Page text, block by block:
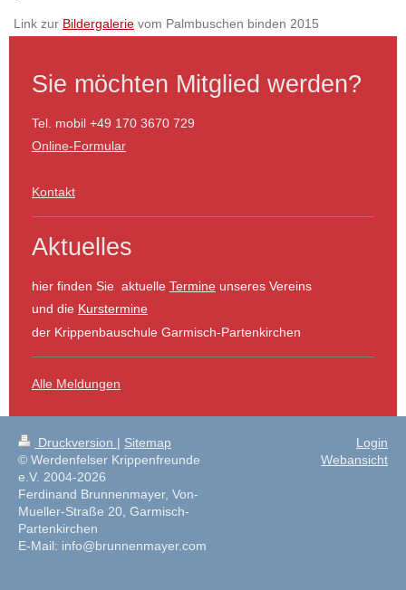
Link zur Bildergalerie vom Palmbuschen binden 2015
Sie möchten Mitglied werden?
Tel. mobil +49 170 3670 729
Online-Formular
Kontakt
Aktuelles
hier finden Sie aktuelle Termine unseres Vereins
und die Kurstermine
der Krippenbauschule Garmisch-Partenkirchen
Alle Meldungen
Druckversion | Sitemap
© Werdenfelser Krippenfreunde
e.V. 2004-2026
Ferdinand Brunnenmayer, Von-
Mueller-Straße 20, Garmisch-
Partenkirchen
E-Mail: info@brunnenmayer.com
Login
Webansicht